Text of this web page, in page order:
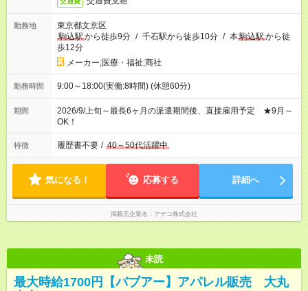
勤務地
東京都文京区
駒込駅から徒歩9分 / 千石駅から徒歩10分 / 本駒込駅から徒
歩12分
メーカー;医療・福祉;商社
勤務時間 9:00～18:00(実働:8時間) (休憩60分)
期間
2026/9/上旬～最長6ヶ月の派遣期間後、直接雇用予定 ★9月～
OK！
特徴 履歴書不要 / 40～50代活躍中
気になる！ 応募する 詳細へ
掲載元企業名 アデコ株式会社
未読
最大時給1700円【バブアー】アパレル販売 大丸